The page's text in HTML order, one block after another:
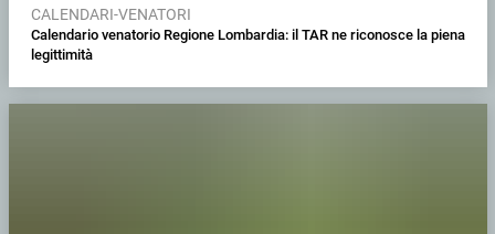
CALENDARI-VENATORI
Calendario venatorio Regione Lombardia: il TAR ne riconosce la piena
legittimità